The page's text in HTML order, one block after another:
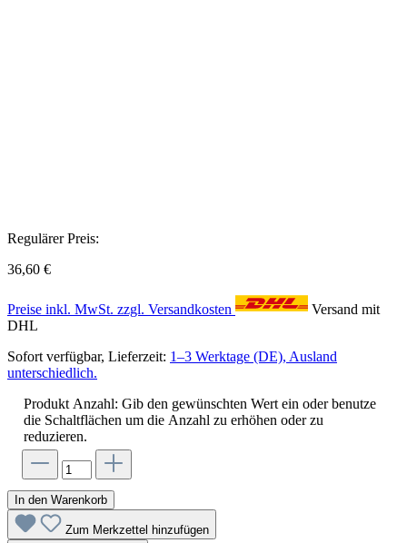
Regulärer Preis:
36,60 €
Preise inkl. MwSt. zzgl. Versandkosten
Versand mit
DHL
Sofort verfügbar, Lieferzeit: 1–3 Werktage (DE), Ausland
unterschiedlich.
Produkt Anzahl: Gib den gewünschten Wert ein oder benutze
die Schaltflächen um die Anzahl zu erhöhen oder zu
reduzieren.
In den Warenkorb
Zum Merkzettel hinzufügen